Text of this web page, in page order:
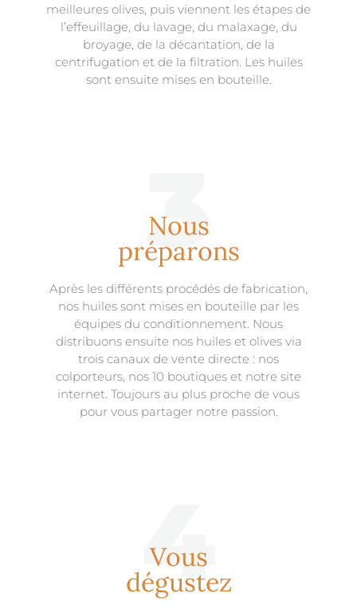
meilleures olives, puis viennent les étapes de
l’effeuillage, du lavage, du malaxage, du
broyage, de la décantation, de la
centrifugation et de la filtration. Les huiles
sont ensuite mises en bouteille.
3
Nous
préparons
Après les différents procédés de fabrication,
nos huiles sont mises en bouteille par les
équipes du conditionnement. Nous
distribuons ensuite nos huiles et olives via
trois canaux de vente directe : nos
colporteurs , nos 10 boutiques et notre site
internet. Toujours au plus proche de vous
pour vous partager notre passion.
4
Vous
dégustez